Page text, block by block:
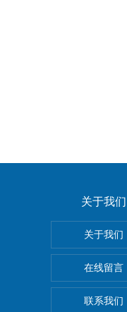
关于我们
关于我们
在线留言
联系我们